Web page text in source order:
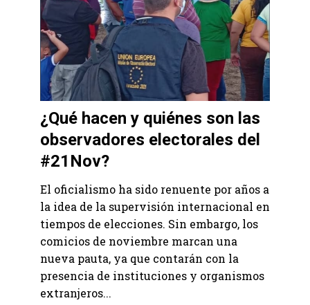
¿Qué hacen y quiénes son las
observadores electorales del
#21Nov?
El oficialismo ha sido renuente por años a
la idea de la supervisión internacional en
tiempos de elecciones. Sin embargo, los
comicios de noviembre marcan una
nueva pauta, ya que contarán con la
presencia de instituciones y organismos
extranjeros...